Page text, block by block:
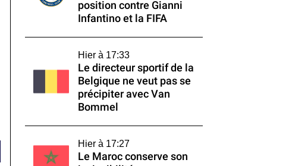
position contre Gianni
Infantino et la FIFA
Hier à 17:33
Le directeur sportif de la
Belgique ne veut pas se
précipiter avec Van
Bommel
Hier à 17:27
Le Maroc conserve son